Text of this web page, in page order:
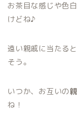
お茶目な感じや色
けどね♪
遠い親戚に当たる
そう。
いつか、お互いの
ね！